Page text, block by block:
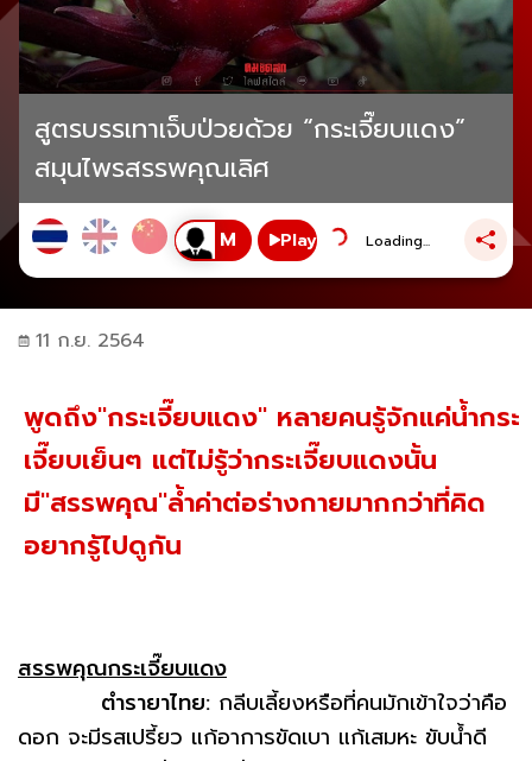
สูตรบรรเทาเจ็บป่วยด้วย “กระเจี๊ยบแดง”
สมุนไพรสรรพคุณเลิศ
Play Loading...
11 ก.ย. 2564
พูดถึง"กระเจี๊ยบแดง" หลายคนรู้จักแค่น้ำกระ
เจี๊ยบเย็นๆ แต่ไม่รู้ว่ากระเจี๊ยบแดงนั้น
มี"สรรพคุณ"ล้ำค่าต่อร่างกายมากกว่าที่คิด
อยากรู้ไปดูกัน
สรรพคุณกระเจี๊ยบแดง
ตำรายาไทย: กลีบเลี้ยงหรือที่คนมักเข้าใจว่าคือ
ดอก จะมีรสเปรี้ยว แก้อาการขัดเบา แก้เสมหะ ขับน้ำดี